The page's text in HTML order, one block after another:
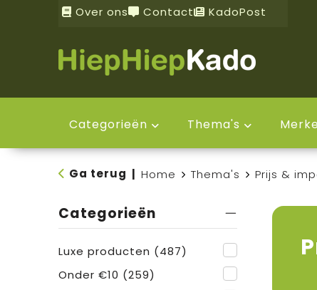
Over ons Contact KadoPost
Categorieën Thema's
Ga terug Home Thema's Prijs &
Categorieën
Luxe producten (487)
Onder €10 (259)